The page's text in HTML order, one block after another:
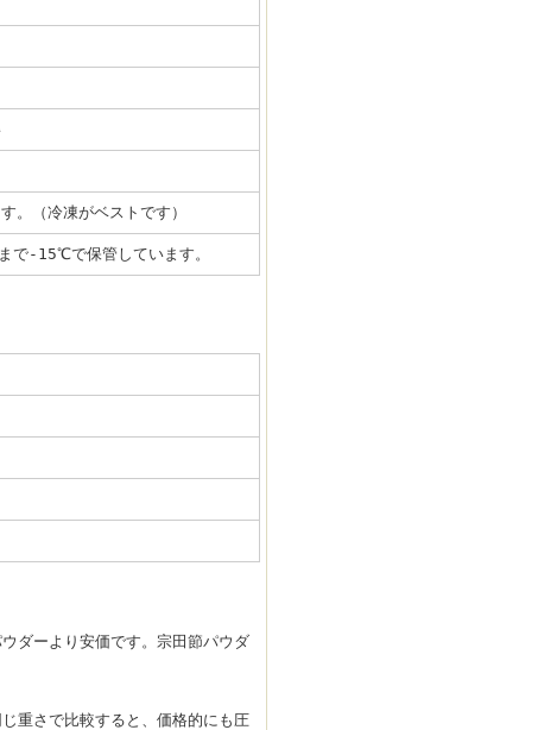
。（冷凍がベストです）
で-15℃で保管しています。
ダーより安価です。宗田節パウダ
重さで比較すると、価格的にも圧